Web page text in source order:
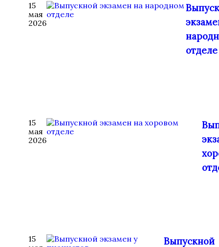
15
мая
2026
отделе
15
мая
2026
15
Выпускной